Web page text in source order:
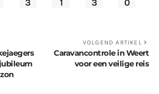
3 1 3 0
VOLGEND ARTIKEL
Caravancontrole in Weert
voor een veilige reis